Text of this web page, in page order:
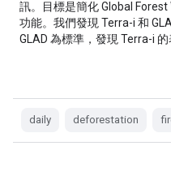
訊。目標是簡化 Global
功能。我們發現 Terra-i 和
GLAD 為標準，發現 Terra-i 的
daily deforestation